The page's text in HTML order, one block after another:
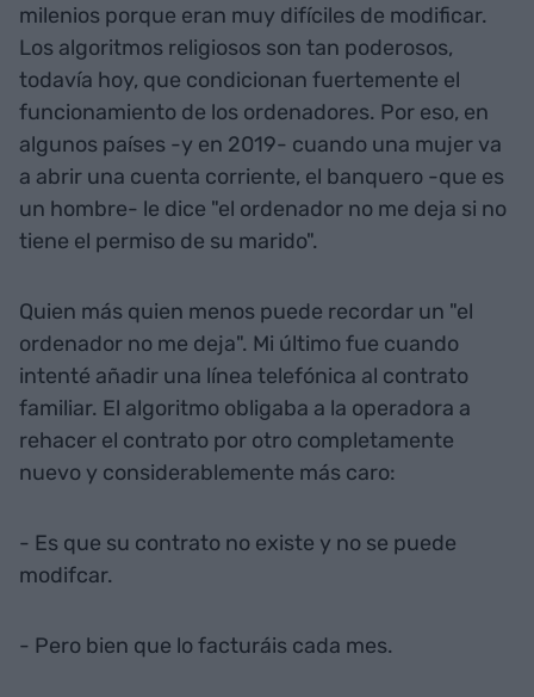
milenios porque eran muy difíciles de modificar.
Los algoritmos religiosos son tan poderosos,
todavía hoy, que condicionan fuertemente el
funcionamiento de los ordenadores. Por eso, en
algunos países -y en 2019- cuando una mujer va
a abrir una cuenta corriente, el banquero -que es
un hombre- le dice "el ordenador no me deja si no
tiene el permiso de su marido".
Quien más quien menos puede recordar un "el
ordenador no me deja". Mi último fue cuando
intenté añadir una línea telefónica al contrato
familiar. El algoritmo obligaba a la operadora a
rehacer el contrato por otro completamente
nuevo y considerablemente más caro:
- Es que su contrato no existe y no se puede
modifcar.
- Pero bien que lo facturáis cada mes.